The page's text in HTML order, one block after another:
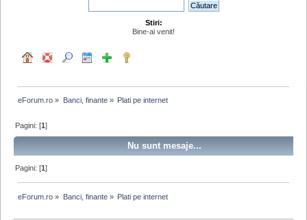
Stiri:
Bine-ai venit!
eForum.ro » Banci, finante» Plati pe internet
Pagini: [1]
Nu sunt mesaje...
Pagini: [1]
eForum.ro » Banci, finante» Plati pe internet